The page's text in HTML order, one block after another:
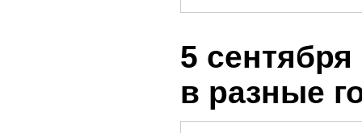
5 сентября
в разные